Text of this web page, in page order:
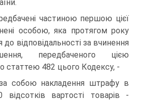
частиною першою цієї
особою, яка протягом року
до відповідальності за вчинення
передбаченого цією
статтею 482 цього Кодексу, -
собою накладення штрафу в
відсотків вартості товарів -